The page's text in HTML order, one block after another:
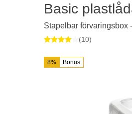
8% Bonus
Basic
Stapelbar förvaringsbox
(10)